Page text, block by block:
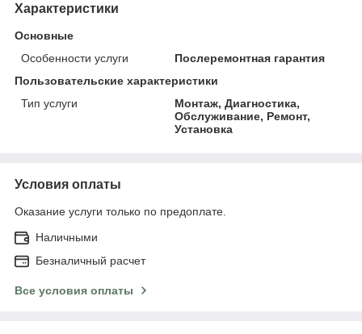
Характеристики
Основные
Особенности услуги
Послеремонтная гарантия
Пользовательские характеристики
Тип услуги
Монтаж, Диагностика,
Обслуживание, Ремонт,
Установка
Условия оплаты
Оказание услуги только по предоплате.
Наличными
Безналичный расчет
Все условия оплаты